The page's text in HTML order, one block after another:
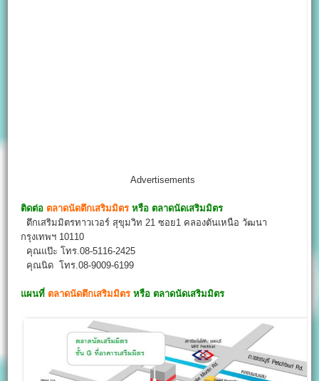
Advertisements
ติดต่อ ตลาดนัดตึกเสริมมิตร หรือ ตลาดนัดเสริมมิตร
ตึกเสริมมิตรทาวเวอร์ สุขุมวิท 21 ซอย1 คลองตันเหนือ วัฒนา
กรุงเทพฯ 10110
คุณแป๊ะ โทร.08-5116-2425
คุณนิด โทร.08-9009-6199
แผนที่ ตลาดนัดตึกเสริมมิตร หรือ ตลาดนัดเสริมมิตร